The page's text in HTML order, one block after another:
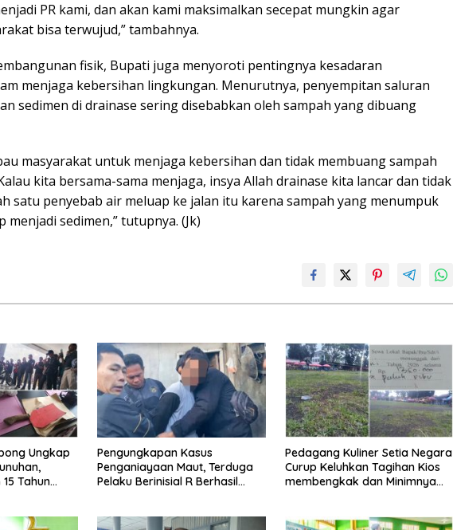
PR kami, dan akan kami maksimalkan secepat mungkin agar
bisa terwujud,” tambahnya.
fisik, Bupati juga menyoroti pentingnya kesadaran
menjaga kebersihan lingkungan. Menurutnya, penyempitan saluran
sedimen di drainase sering disebabkan oleh sampah yang dibuang
masyarakat untuk menjaga kebersihan dan tidak membuang sampah
kita bersama-sama menjaga, insya Allah drainase kita lancar dan tidak
satu penyebab air meluap ke jalan itu karena sampah yang menumpuk
menjadi sedimen,” tutupnya. (Jk)
Ungkap
Tahun
Pengungkapan Kasus
Penganiayaan Maut, Terduga
Pelaku Berinisial R Berhasil
Pedagang Kuliner Setia Negara
Curup Keluhkan Tagihan Kios
membengkak dan Minimnya